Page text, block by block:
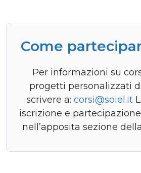
Come
Per informazioni su
progetti personalizzati
scrivere a: corsi@soiel.it
iscrizione e
nell’apposita sezione